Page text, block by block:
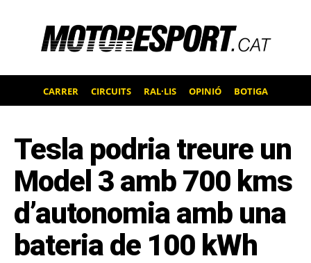
CARRER CIRCUITS RAL·LIS OPINIÓ BOTIGA
Tesla podria treure un
Model 3 amb 700 kms
d’autonomia amb una
bateria de 100 kWh